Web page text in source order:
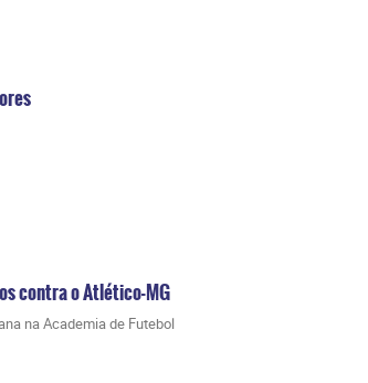
contra o Atlético-MG
na Academia de Futebol